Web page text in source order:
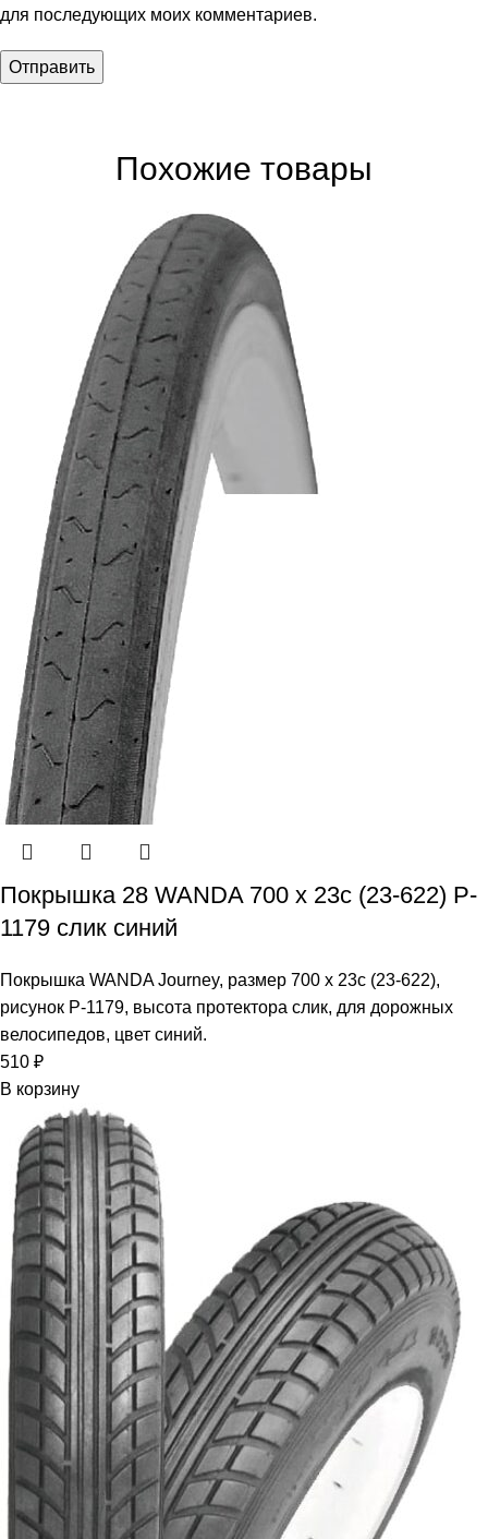
для последующих моих комментариев.
Похожие товары
Покрышка 28 WANDA 700 x 23c (23-622) P-
1179 слик синий
Покрышка WANDA Journey, размер 700 х 23c (23-622),
рисунок P-1179, высота протектора слик, для дорожных
велосипедов, цвет синий.
510 ₽
В корзину